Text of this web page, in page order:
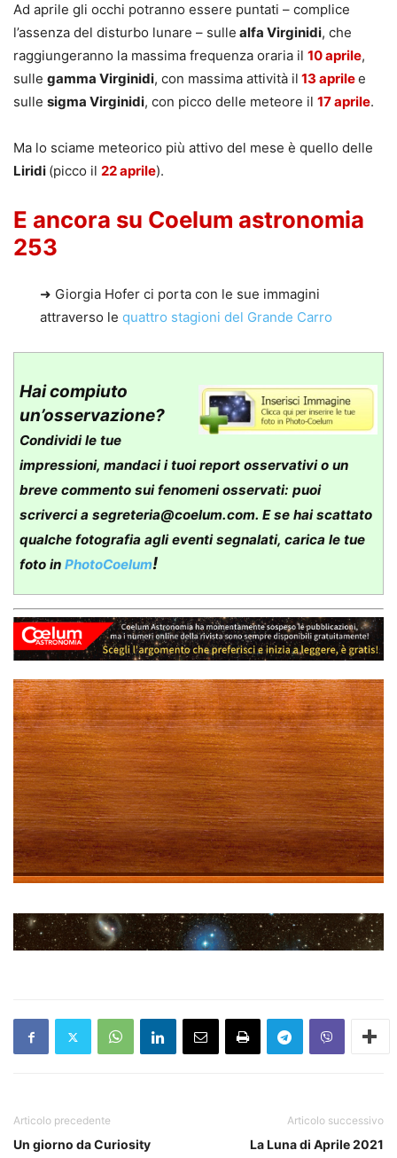
Ad aprile gli occhi potranno essere puntati – complice
l’assenza del disturbo lunare – sulle alfa Virginidi, che
raggiungeranno la massima frequenza oraria il 10 aprile,
sulle gamma Virginidi, con massima attività il 13 aprilee
sulle sigma Virginidi, con picco delle meteore il 17 aprile.
Ma lo sciame meteorico più attivo del mese è quello delle
Liridi (picco il 22 aprile).
E ancora su Coelum astronomia
253
➜ Giorgia Hofer ci porta con le sue immagini
attraverso le quattro stagioni del Grande Carro
Hai compiuto
un’osservazione?
Condividi le tue
impressioni, mandaci i tuoi report osservativi o un
breve commento sui fenomeni osservati: puoi
scriverci a segreteria@coelum.com. E se hai scattato
qualche fotografia agli eventi segnalati, carica le tue
foto in PhotoCoelum!
Articolo precedente
Un giorno da Curiosity
Articolo successivo
La Luna di Aprile 2021